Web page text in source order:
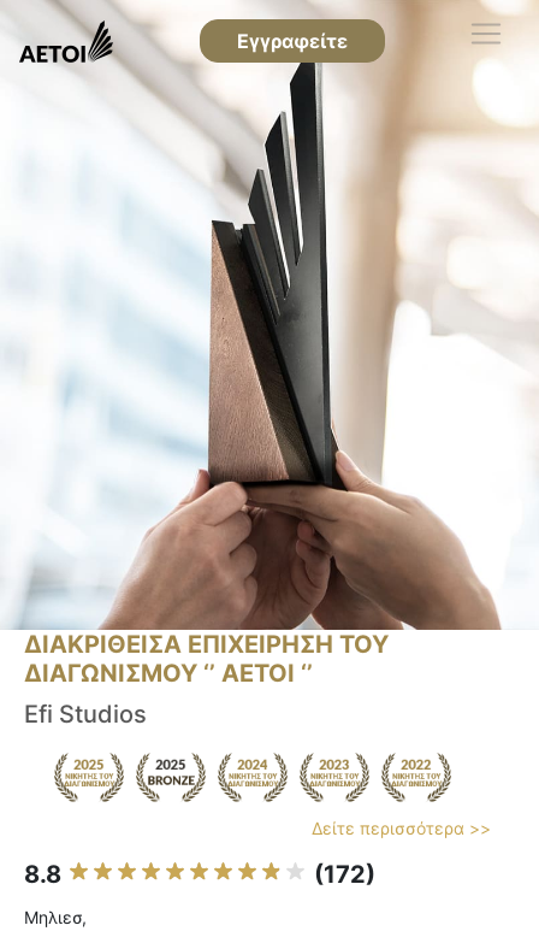
Εγγραφείτε
ΔΙΑΚΡΙΘΕΙΣΑ ΕΠΙΧΕΙΡΗΣΗ ΤΟΥ
ΔΙΑΓΩΝΙΣΜΟΥ ‘’ ΑΕΤΟΙ ‘’
Efi Studios
Δείτε περισσότερα >>
8.8 (172)
Μηλιεσ,